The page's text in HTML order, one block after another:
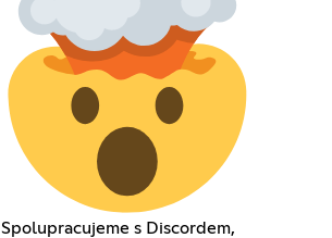
Spolupracujeme s Discordem,